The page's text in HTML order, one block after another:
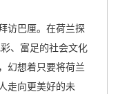
访巴厘。在荷兰探
、富足的社会文化
幻想着只要将荷兰
走向更美好的未